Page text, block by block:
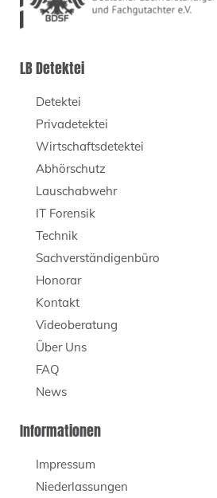
LB Detektei
Detektei
Privadetektei
Wirtschaftsdetektei
Abhörschutz
Lauschabwehr
IT Forensik
Technik
Sachverständigenbüro
Honorar
Kontakt
Videoberatung
Über Uns
FAQ
News
Informationen
Impressum
Niederlassungen